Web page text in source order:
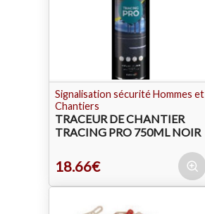
Signalisation sécurité Hommes et
Chantiers
TRACEUR DE CHANTIER
TRACING PRO 750ML NOIR
18.66€